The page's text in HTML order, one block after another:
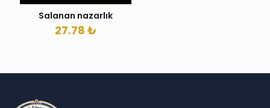
Salanan nazarlık
27.78 ₺